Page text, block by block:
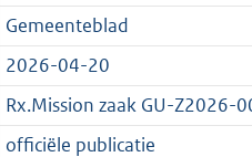
Gemeenteblad
2026-04-20
Rx.Mission zaak GU-Z2026-
officiële publicatie